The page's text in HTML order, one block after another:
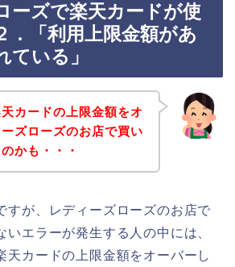
ーズで楽天カードが使
．「利用上限金額があ
ている」
カードの上限金額をオ
ズローズのお店で買い
かも・・・
すが、レディーズローズのお店で
いエラーが発生する人の中には、
天カードの上限金額をオーバーし